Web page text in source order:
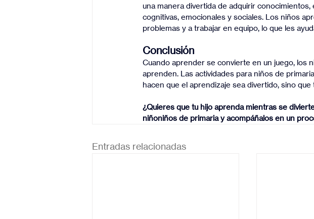
una manera divertida de adquirir
cognitivas, emocionales y sociales. Los niños
problemas y a trabajar en equipo, lo que les
Conclusión
Cuando aprender se convierte en un juego, los
aprenden. Las actividades para niños de
hacen que el aprendizaje sea divertido, sino
¿Quieres que tu hijo aprenda mientras se
niñoniños de primaria y acompáñalos en un
Entradas relacionadas